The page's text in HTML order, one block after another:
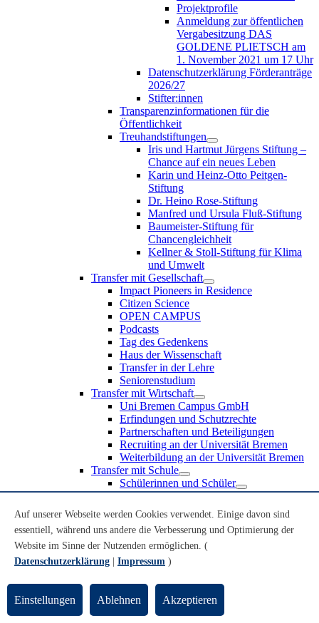
Projektprofile
Anmeldung zur öffentlichen
Vergabesitzung DAS
GOLDENE PLIETSCH am
1. November 2021 um 17 Uhr
Datenschutzerklärung Förderanträge
2026/27
Stifter:innen
Transparenzinformationen für die
Öffentlichkeit
Treuhandstiftungen
Iris und Hartmut Jürgens Stiftung –
Chance auf ein neues Leben
Karin und Heinz-Otto Peitgen-
Stiftung
Dr. Heino Rose-Stiftung
Manfred und Ursula Fluß-Stiftung
Baumeister-Stiftung für
Chancengleichheit
Kellner & Stoll-Stiftung für Klima
und Umwelt
Transfer mit Gesellschaft
Impact Pioneers in Residence
Citizen Science
OPEN CAMPUS
Podcasts
Tag des Gedenkens
Haus der Wissenschaft
Transfer in der Lehre
Seniorenstudium
Transfer mit Wirtschaft
Uni Bremen Campus GmbH
Erfindungen und Schutzrechte
Partnerschaften und Beteiligungen
Recruiting an der Universität Bremen
Weiterbildung an der Universität Bremen
Transfer mit Schule
Schülerinnen und Schüler
MINT-Schnupperstudium
Schulklassen
Lehrkräfte
Gründungsunterstützung
UniTransfer - Servicestelle für Transferaktivitäten
Transferpreis der Universität Bremen
Innovation & Gründung
Public Engagement
Auf unserer Webseite werden Cookies verwendet. Einige davon sind
essentiell, während uns andere die Verbesserung und Optimierung der
Website im Sinne der Nutzenden ermöglichen. (
Datenschutzerklärung
Impressum )
Einstellungen Ablehnen Akzeptieren